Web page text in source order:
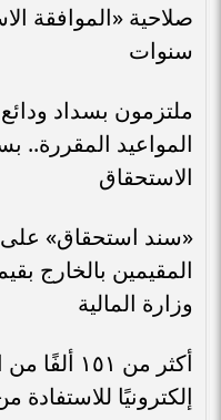
صلاحية «الموافقة
سنوات
ملتزمون بسداد
المواعيد
الاستحقاق
«سند استحقاق» على
المقيمين بالخارج
وزارة المالية
أكثر من
إلكترونيًا